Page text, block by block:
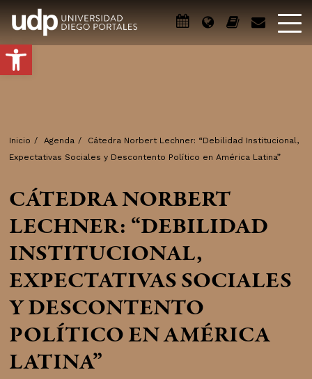
Abrir barra de herramientas
Inicio / Agenda /
Cátedra Norbert Lechner: “Debilidad Institucional,
Expectativas Sociales y Descontento Político en América Latina”
CÁTEDRA NORBERT
LECHNER: “DEBILIDAD
INSTITUCIONAL,
EXPECTATIVAS SOCIALES
Y DESCONTENTO
POLÍTICO EN AMÉRICA
LATINA”